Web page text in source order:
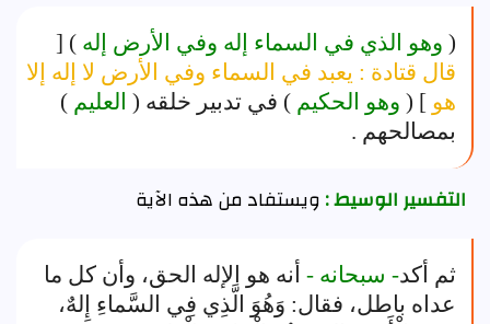
( وهو الذي في السماء إله وفي الأرض إله ) [
قال قتادة : يعبد في السماء وفي الأرض لا إله إلا
هو ] ( وهو الحكيم ) في تدبير خلقه ( العليم )
بمصالحهم .
التفسير الوسيط :ويستفاد من هذه الآية
ثم أكد- سبحانه - أنه هو الإله الحق، وأن كل ما
عداه باطل، فقال: وَهُوَ الَّذِي فِي السَّماءِ إِلهٌ،